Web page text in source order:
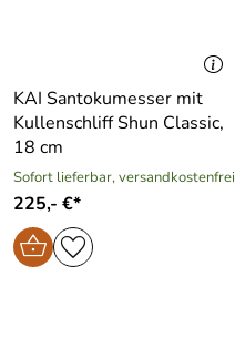
KAI Santokumesser mit
Kullenschliff Shun Classic,
18 cm
Sofort lieferbar, versandkostenfrei
225,- €*